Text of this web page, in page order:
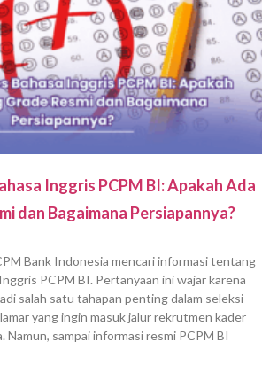
Inggris PCPM BI: Apakah Ada
dan Bagaimana Persiapannya?
Bank Indonesia mencari informasi tentang
PCPM BI. Pertanyaan ini wajar karena
salah satu tahapan penting dalam seleksi
yang ingin masuk jalur rekrutmen kader
Namun, sampai informasi resmi PCPM BI